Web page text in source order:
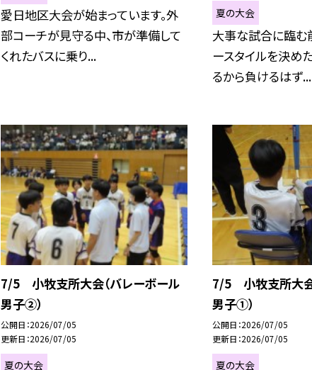
愛日地区大会が始まっています。外
部コーチが見守る中、市が準備して
くれたバスに乗り...
夏の大会
大事な試合に臨む
ースタイルを決め
るから負けるはず...
7/5 小牧支所大会（バレーボール
男子②）
公開日 2026/07/05
更新日 2026/07/05
夏の大会
7/5 小牧支所大会
男子①）
公開日 2026/07/05
更新日 2026/07/05
夏の大会